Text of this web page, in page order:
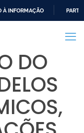
À INFORMAÇÃO
DO